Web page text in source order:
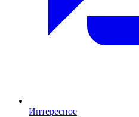
Интересное